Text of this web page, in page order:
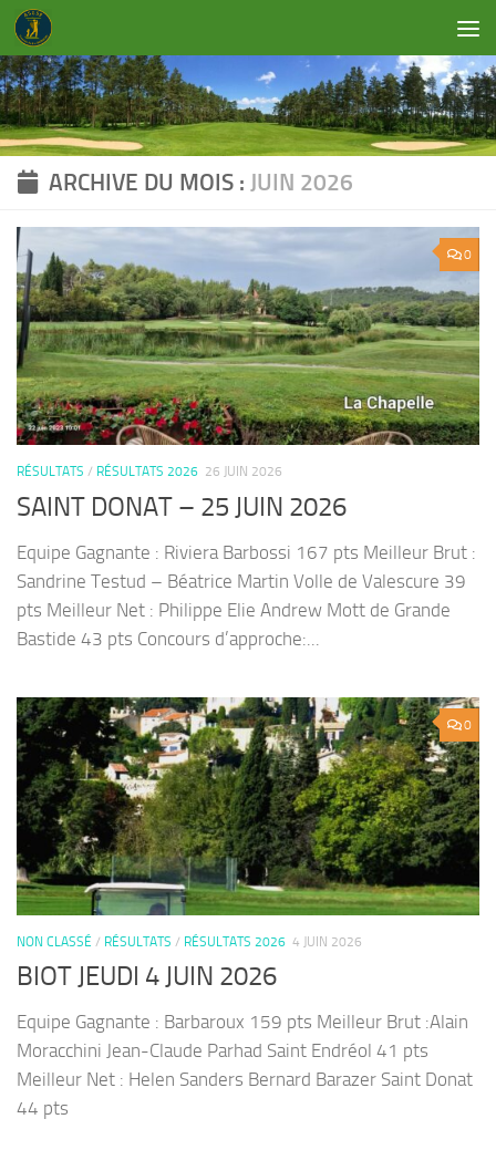
Skip to content
ARCHIVE DU MOIS : JUIN 2026
0
RÉSULTATS / RÉSULTATS 2026 26 JUIN 2026
SAINT DONAT – 25 JUIN 2026
Equipe Gagnante : Riviera Barbossi 167 pts Meilleur Brut :
Sandrine Testud – Béatrice Martin Volle de Valescure 39
pts Meilleur Net : Philippe Elie Andrew Mott de Grande
Bastide 43 pts Concours d’approche:...
0
NON CLASSÉ / RÉSULTATS / RÉSULTATS 2026 4 JUIN 2026
BIOT JEUDI 4 JUIN 2026
Equipe Gagnante : Barbaroux 159 pts Meilleur Brut :Alain
Moracchini Jean-Claude Parhad Saint Endréol 41 pts
Meilleur Net : Helen Sanders Bernard Barazer Saint Donat
44 pts